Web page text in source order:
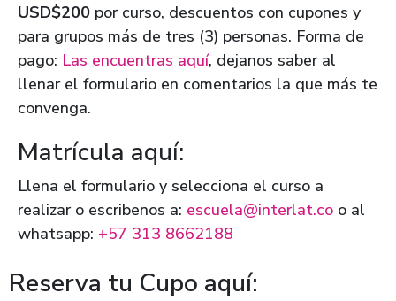
USD$200 por curso, descuentos con cupones y
para grupos más de tres (3) personas. Forma de
pago: Las encuentras aquí, dejanos saber al
llenar el formulario en comentarios la que más te
convenga.
Matrícula aquí:
Llena el formulario y selecciona el curso a
realizar o escribenos a: escuela@interlat.co o al
whatsapp: +57 313 8662188
Reserva tu Cupo aquí: